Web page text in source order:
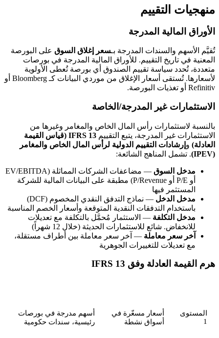
منهجيات التقييم
الأوراق المالية المدرجة
تُقيَّم الأسهم والسندات المدرجة بـسعر إغلاق السوق على البورصة
المعنية في تاريخ التقييم. للأوراق المالية المدرجة في بورصات
متعددة، تُحدد سياسة تقييم الصندوق أي بورصة تُعطى الأولوية
لأسعارها. تُستقى أسعار الإغلاق من موردي البيانات كـ Bloomberg أو
Refinitiv أو تغذيات البورصة.
الاستثمارات غير المدرجة/الخاصة
بالنسبة لاستثمارات رأس المال الخاص والمغامر وغيرها من
الاستثمارات غير المدرجة، يتبع التقييم
IFRS 13 (قياس القيمة
العادلة) و إرشادات التقييم الدولية لرأس المال الخاص والمغامر
(IPEV)
. تشمل المناهج الشائعة:
مدخل السوق
— مضاعفات الشركات المماثلة (EV/EBITDA
أو P/E أو P/Revenue) مطبقة على البيانات المالية للشركة
المستثمر فيها
مدخل الدخل
— نماذج التدفق النقدي المخصوم (DCF)
باستخدام التدفقات النقدية المتوقعة وأسعار الخصم المناسبة
مدخل التكلفة — الاستثمار مُحمَّل بالتكلفة مع تعديلات
للانخفاض. شائع للاستثمارات الحديثة (خلال 12 شهراً)
آخر سعر معاملة — آخر سعر معاملة بين أطراف مستقلة،
مع تعديلات للتغييرات الجوهرية
هرم القيمة العادلة وفق IFRS 13
المستوى
1
أسعار مسعّرة في
أسواق نشطة
أسهم مدرجة في بورصات
رئيسية، سندات حكومية